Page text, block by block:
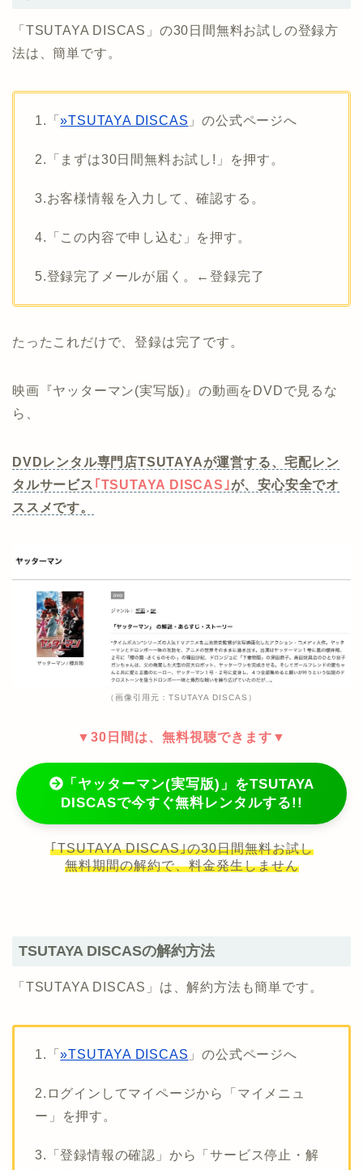
「TSUTAYA DISCAS」の30日間無料お試しの登録方
法は、簡単です。
1.「»TSUTAYA DISCAS 」の公式ページへ
2.「まずは30日間無料お試し!」を押す。
3.お客様情報を入力して、確認する。
4.「この内容で申し込む」を押す。
5.登録完了メールが届く。←登録完了
たったこれだけで、登録は完了です。
映画『ヤッターマン(実写版)』の動画をDVDで見るな
ら、
DVDレンタル専門店TSUTAYAが運営する、宅配レン
タルサービス ｢TSUTAYA DISCAS｣ が、安心安全でオ
ススメです。
（画像引用元：TSUTAYA DISCAS）
▼30日間は、無料視聴できます▼
「ヤッターマン(実写版)」をTSUTAYA
DISCASで今すぐ無料レンタルする!!
｢TSUTAYA DISCAS｣の30日間無料お試し
無料期間の解約で、料金発生しません
TSUTAYA DISCASの解約方法
「TSUTAYA DISCAS」は、解約方法も簡単です。
1.「»TSUTAYA DISCAS 」の公式ページへ
2.ログインしてマイページから「マイメニュ
ー」を押す。
3.「登録情報の確認」から「サービス停止・解